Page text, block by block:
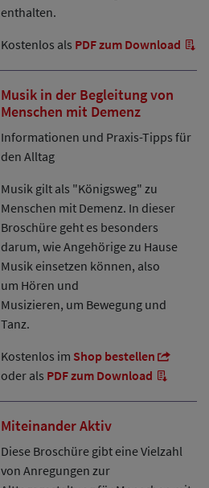
enthalten.
Kostenlos als PDF zum Download
Musik in der Begleitung von
Menschen mit Demenz
Informationen und Praxis-Tipps für
den Alltag
Musik gilt als "Königsweg" zu
Menschen mit Demenz. In dieser
Broschüre geht es besonders
darum, wie Angehörige zu Hause
Musik einsetzen können, also
um Hören und
Musizieren, um Bewegung und
Tanz.
Kostenlos im Shop bestellen
oder als PDF zum Download
Miteinander Aktiv
Diese Broschüre gibt eine Vielzahl
von Anregungen zur